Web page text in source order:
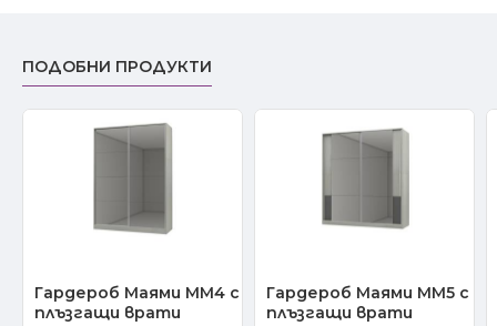
ПОДОБНИ ПРОДУКТИ
Гардероб Маями ММ4 с
плъзгащи врати
Гардероб Маями ММ5 с
плъзгащи врати